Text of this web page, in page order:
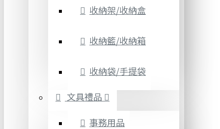
收納架/收納盒
收納籃/收納箱
收納袋/手提袋
文具禮品
事務用品